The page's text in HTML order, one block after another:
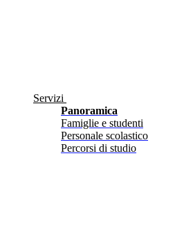
Servizi
Panoramica
Famiglie e studenti
Personale scolastico
Percorsi di studio